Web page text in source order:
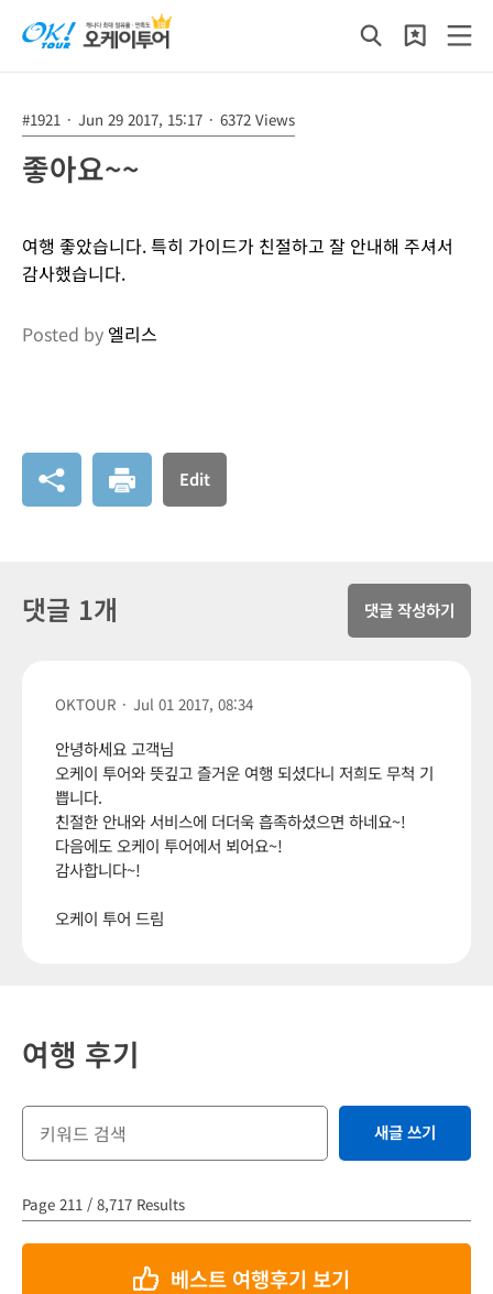
#1921 · Jun 29 2017, 15:17 · 6372 Views
좋아요~~
여행 좋았습니다. 특히 가이드가 친절하고 잘 안내해 주셔서
감사했습니다.
Posted by 엘리스
Edit
댓글 1개 댓글 작성하기
OKTOUR · Jul 01 2017, 08:34
안녕하세요 고객님
오케이 투어와 뜻깊고 즐거운 여행 되셨다니 저희도 무척 기
쁩니다.
친절한 안내와 서비스에 더더욱 흡족하셨으면 하네요~!
다음에도 오케이 투어에서 뵈어요~!
감사합니다~!
오케이 투어 드림
여행 후기
새글 쓰기
Page 211 / 8,717 Results
베스트 여행후기 보기